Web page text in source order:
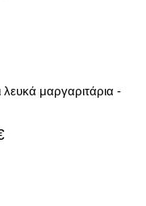
λευκά μαργαριτάρια -